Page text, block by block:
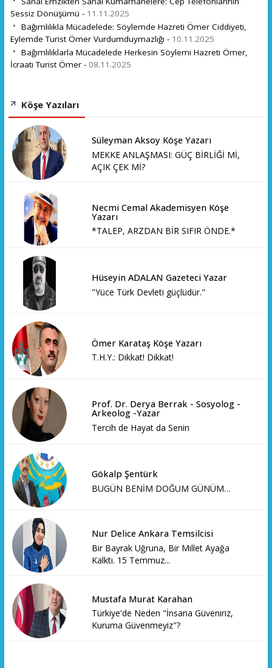
Sessiz Dönüşümü - 11.11.2025
Bağımlılıkla Mücadelede: Söylemde Hazreti Ömer Ciddiyeti,
Eylemde Turist Ömer Vurdumduymazlığı - 10.11.2025
Bağımlılıklarla Mücadelede Herkesin Söylemi Hazreti Ömer,
İcraatı Turist Ömer - 08.11.2025
Köşe Yazıları
Süleyman Aksoy Köşe Yazarı
MEKKE ANLAŞMASI: GÜÇ BİRLİĞİ Mİ,
AÇIK ÇEK Mİ?
Necmi Cemal Akademisyen Köşe
Yazarı
*TALEP, ARZDAN BİR SIFIR ÖNDE.*
Hüseyin ADALAN Gazeteci Yazar
"Yüce Türk Devleti güçlüdür."
Ömer Karataş Köşe Yazarı
T.H.Y.: Dikkat! Dikkat!
Prof. Dr. Derya Berrak - Sosyolog -
Arkeolog -Yazar
Tercih de Hayat da Senin
Gökalp Şentürk
BUGÜN BENİM DOĞUM GÜNÜM…
Nur Delice Ankara Temsilcisi
Bir Bayrak Uğruna, Bir Millet Ayağa
Kalktı. 15 Temmuz...
Mustafa Murat Karahan
Türkiye'de Neden "İnsana Güveniriz,
Kuruma Güvenmeyiz"?